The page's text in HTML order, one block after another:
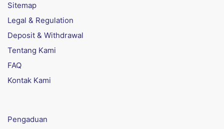
Sitemap
Legal & Regulation
Deposit & Withdrawal
Tentang Kami
FAQ
Kontak Kami
Pengaduan